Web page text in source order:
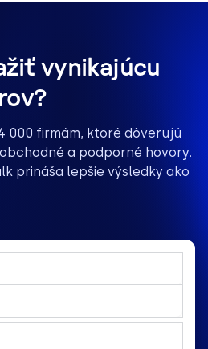
vynikajúcu
000 firmám, ktoré dôverujú
a podporné hovory.
prináša lepšie výsledky ako